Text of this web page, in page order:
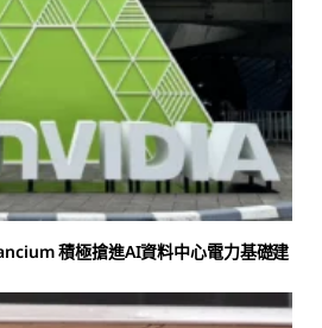
積極搶進AI資料中心電力基礎建